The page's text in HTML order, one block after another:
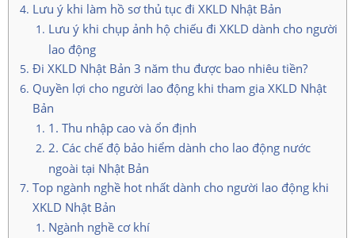
Lưu ý khi làm hồ sơ thủ tục đi XKLD Nhật Bản
Lưu ý khi chụp ảnh hộ chiếu đi XKLD dành cho người
lao động
Đi XKLD Nhật Bản 3 năm thu được bao nhiêu tiền?
Quyền lợi cho người lao động khi tham gia XKLD Nhật
Bản
1. Thu nhập cao và ổn định
2. Các chế độ bảo hiểm dành cho lao động nước
ngoài tại Nhật Bản
Top ngành nghề hot nhất dành cho người lao động khi
XKLD Nhật Bản
Ngành nghề cơ khí